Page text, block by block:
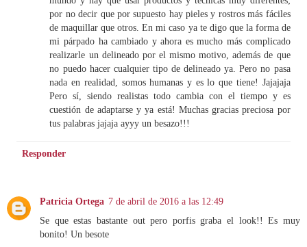
por no decir que por supuesto hay pieles y rostros más fáciles
de maquillar que otros. En mi caso ya te digo que la forma de
mi párpado ha cambiado y ahora es mucho más complicado
realizarle un delineado por el mismo motivo, además de que
no puedo hacer cualquier tipo de delineado ya. Pero no pasa
nada en realidad, somos humanas y es lo que tiene! Jajajaja
Pero sí, siendo realistas todo cambia con el tiempo y es
cuestión de adaptarse y ya está! Muchas gracias preciosa por
tus palabras jajaja ayyy un besazo!!!
Responder
Patricia Ortega 7 de abril de 2016 a las 12:49
Se que estas bastante out pero porfis graba el look!! Es muy
bonito! Un besote